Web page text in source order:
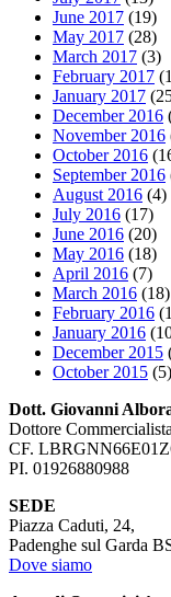
June 2017 (19)
May 2017 (28)
March 2017 (3)
February 2017
January 2017
December 2016
November 2016
October 2016
September 2016
August 2016 (4)
July 2016 (17)
June 2016 (20)
May 2016 (18)
April 2016 (7)
March 2016 (18)
February 2016
January 2016
December 2015
October 2015 (5)
Dott. Giovanni
Dottore Commercialista
CF.
PI. 01926880988
SEDE
Piazza Caduti, 24,
Padenghe sul Garda
Dove siamo